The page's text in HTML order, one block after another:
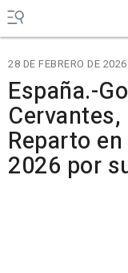
28 DE FEBRERO DE 2026
España.-
Reparto
2026 por